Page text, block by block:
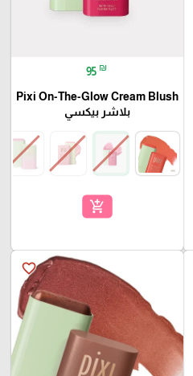
95 ₪
Pixi On-The-Glow Cream Blush
بلاشر بيكسي
add_shopping_cart
favorite_border